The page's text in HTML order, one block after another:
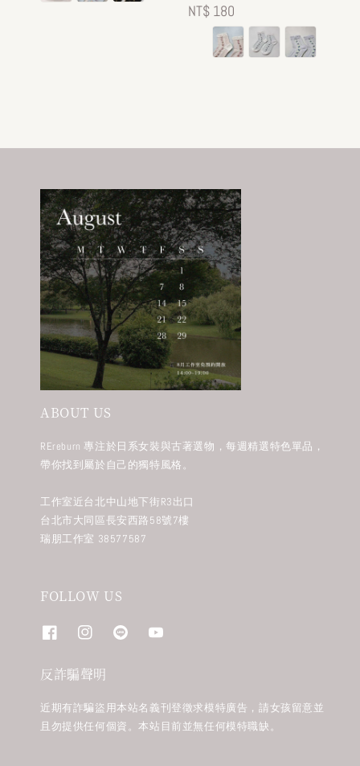
Regular
price
NT$ 180
ABOUT US
REreburn 專注於日系女裝與古著選物，每週精選特色單品，
帶你找到屬於自己的獨特風格。
工作室近台北中山地下街R3出口
台北市大同區長安西路58號7樓
瑞朋工作室 38577587
FOLLOW US
反詐騙聲明
近期有詐騙盜用本站名義刊登徵求模特廣告，請女孩留意並
且勿提供任何個資。本站目前並無任何模特職缺。